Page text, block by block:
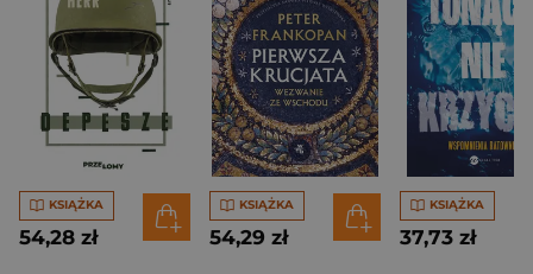
KSIĄŻKA
54,28 zł
KSIĄŻKA
54,29 zł
KSIĄŻKA
37,73 zł